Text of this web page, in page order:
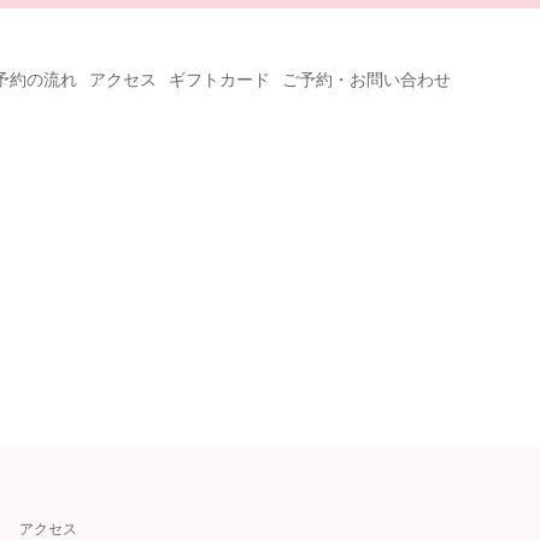
約の流れ アクセス ギフトカード ご予約・お問い合わせ
アクセス